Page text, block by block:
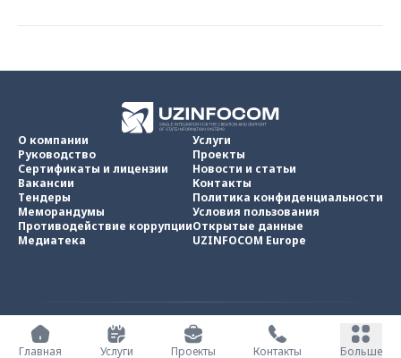
О компании
Руководство
Сертификаты и лицензии
Вакансии
Тендеры
Меморандумы
Противодействие коррупции
Медиатека
Услуги
Проекты
Новости и статьи
Контакты
Политика конфиденциальности
Условия пользования
Открытые данные
UZINFOCOM Europe
UZINFOCOM © 2002 - 2026
Все права защищены
Главная
Услуги Проекты Контакты Больше